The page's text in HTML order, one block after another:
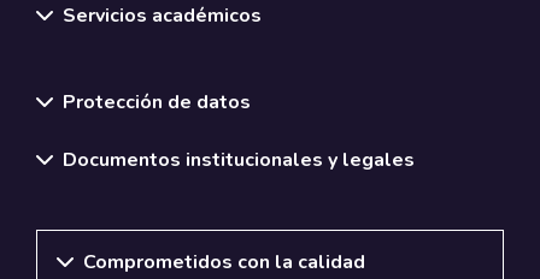
Servicios académicos
Protección de datos
Documentos institucionales y legales
Comprometidos con la calidad